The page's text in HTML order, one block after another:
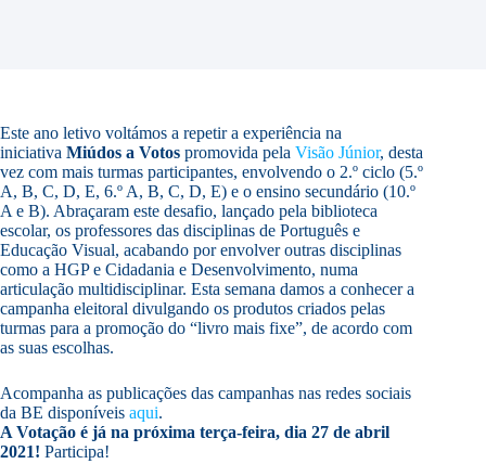
Este ano letivo voltámos a repetir a experiência na
iniciativa Miúdos a Votos promovida pela Visão Júnior, desta
vez com mais turmas participantes, envolvendo o 2.º ciclo (5.º
A, B, C, D, E, 6.º A, B, C, D, E) e o ensino secundário (10.º
A e B). Abraçaram este desafio, lançado pela biblioteca
escolar, os professores das disciplinas de Português e
Educação Visual, acabando por envolver outras disciplinas
como a HGP e Cidadania e Desenvolvimento, numa
articulação multidisciplinar. Esta semana damos a conhecer a
campanha eleitoral divulgando os produtos criados pelas
turmas para a promoção do “livro mais fixe”, de acordo com
as suas escolhas.
Acompanha as publicações das campanhas nas redes sociais
da BE disponíveis aqui.
A Votação é já na próxima terça-feira, dia 27 de abril
2021! Participa!